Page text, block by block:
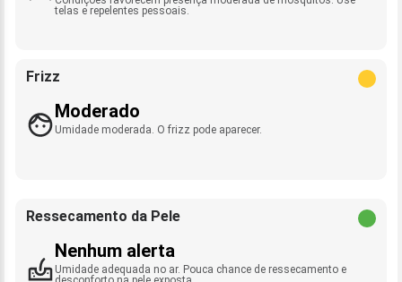
telas e repelentes pessoais.
Frizz
Moderado
Umidade moderada. O frizz pode aparecer.
Ressecamento da Pele
Nenhum alerta
Umidade adequada no ar. Pouca chance de ressecamento e